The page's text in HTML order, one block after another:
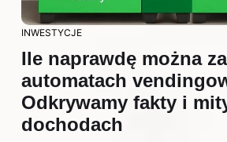
INWESTYCJE
Ile naprawdę można
automatach
Odkrywamy fakty i
dochodach